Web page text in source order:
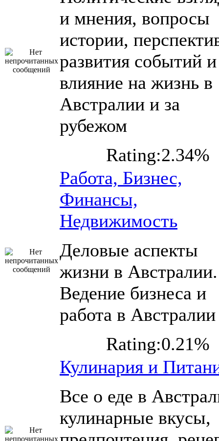
и мнения, вопросы
истории,
развития событий
влияние на жизнь в
Австралии и за
рубежом
Rating:2.34%
Работа, Бизнес,
Финансы,
Недвижимость
Деловые аспекты
жизни в Австралии.
Ведение бизнеса и
работа в Австралии
Rating:0.21%
Кулинария и
Все о еде в
кулинарные вкусы,